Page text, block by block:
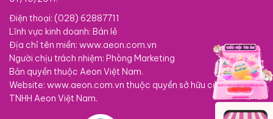
AEON Hải Phòng
Số 10 Đ. Võ Nguyên Giáp, Kênh Dương, Lê Chân, Thành
phố Hải Phòng
Điện thoại: (028) 62887711
Lĩnh vực kinh doanh: Bán lẻ
Địa chỉ tên miền: www.aeon.com.vn
Người chịu trách nhiệm: Phòng Marketing
Bản quyền thuộc Aeon Việt Nam.
Website: www.aeon.com.vn thuộc quyền sở hữu của Công ty
TNHH Aeon Việt Nam.